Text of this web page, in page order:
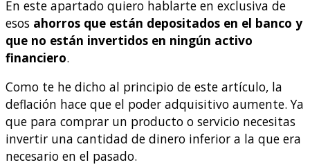
En este apartado quiero hablarte en exclusiva de
esos ahorros que están depositados en el banco y
que no están invertidos en ningún activo
financiero.
Como te he dicho al principio de este artículo, la
deflación hace que el poder adquisitivo aumente. Ya
que para comprar un producto o servicio necesitas
invertir una cantidad de dinero inferior a la que era
necesario en el pasado.